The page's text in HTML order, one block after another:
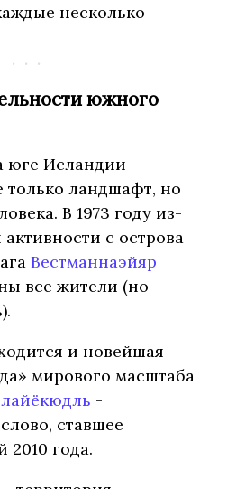
несколько
южного
юге Исландии
ландшафт, но
В 1973 году из-
с острова
Вестманнаэйяр
все жители (но
и новейшая
мирового масштаба
-
ставшее
2010 года.